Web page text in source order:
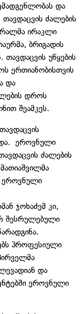
და
ძალების
ირაკლი
ბრიგადის
უწყების
ერთიანობისთვის
და
დროს
შეამკეს.
ეროვნული
ძალების
ეროვნული
ჯოხაძემ კი,
შესრულებული
პროფესიული
და
ეროვნული